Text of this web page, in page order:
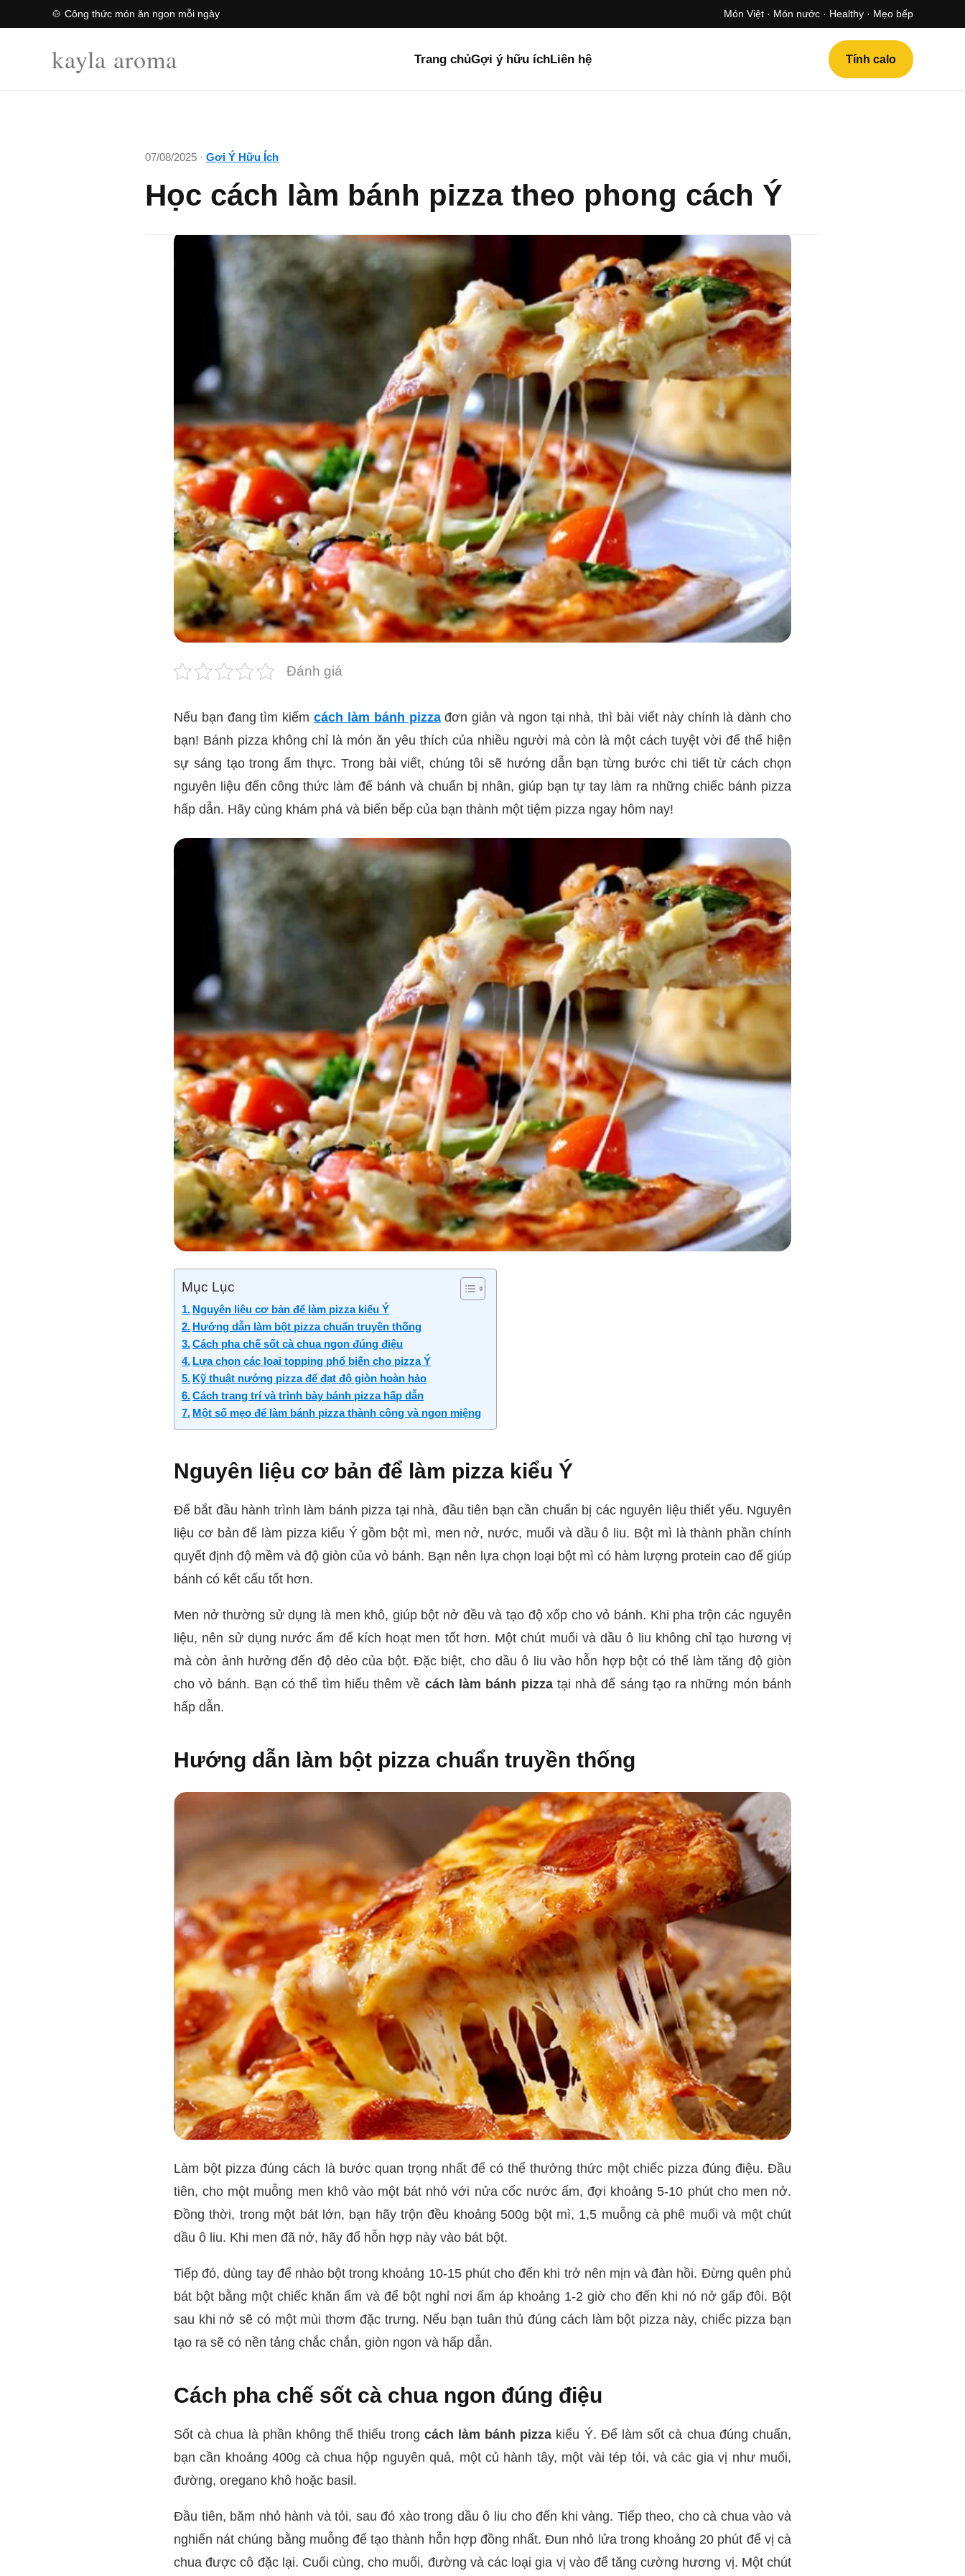
🍲 Công thức món ăn ngon mỗi ngày Món Việt · Món nước · Healthy · Mẹo bếp
kayla aroma Trang chủGợi ý hữu íchLiên hệ Tính calo
07/08/2025 · Gợi Ý Hữu Ích
Học cách làm bánh pizza theo phong cách Ý
Đánh giá
Nếu bạn đang tìm kiếmcách làm bánh pizzađơn giản và ngon tại nhà, thì bài viết này chính là dành cho
bạn! Bánh pizza không chỉ là món ăn yêu thích của nhiều người mà còn là một cách tuyệt vời để thể hiện
sự sáng tạo trong ẩm thực. Trong bài viết, chúng tôi sẽ hướng dẫn bạn từng bước chi tiết từ cách chọn
nguyên liệu đến công thức làm đế bánh và chuẩn bị nhân, giúp bạn tự tay làm ra những chiếc bánh pizza
hấp dẫn. Hãy cùng khám phá và biến bếp của bạn thành một tiệm pizza ngay hôm nay!
Mục Lục
Nguyên liệu cơ bản để làm pizza kiểu Ý
Hướng dẫn làm bột pizza chuẩn truyền thống
Cách pha chế sốt cà chua ngon đúng điệu
Lựa chọn các loại topping phổ biến cho pizza Ý
Kỹ thuật nướng pizza để đạt độ giòn hoàn hảo
Cách trang trí và trình bày bánh pizza hấp dẫn
Một số mẹo để làm bánh pizza thành công và ngon miệng
Nguyên liệu cơ bản để làm pizza kiểu Ý
Để bắt đầu hành trình làm bánh pizza tại nhà, đầu tiên bạn cần chuẩn bị các nguyên liệu thiết yếu. Nguyên
liệu cơ bản để làm pizza kiểu Ý gồm bột mì, men nở, nước, muối và dầu ô liu. Bột mì là thành phần chính
quyết định độ mềm và độ giòn của vỏ bánh. Bạn nên lựa chọn loại bột mì có hàm lượng protein cao để giúp
bánh có kết cấu tốt hơn.
Men nở thường sử dụng là men khô, giúp bột nở đều và tạo độ xốp cho vỏ bánh. Khi pha trộn các nguyên
liệu, nên sử dụng nước ấm để kích hoạt men tốt hơn. Một chút muối và dầu ô liu không chỉ tạo hương vị
mà còn ảnh hưởng đến độ dẻo của bột. Đặc biệt, cho dầu ô liu vào hỗn hợp bột có thể làm tăng độ giòn
cho vỏ bánh. Bạn có thể tìm hiểu thêm về cách làm bánh pizzatại nhà để sáng tạo ra những món bánh
hấp dẫn.
Hướng dẫn làm bột pizza chuẩn truyền thống
Làm bột pizza đúng cách là bước quan trọng nhất để có thể thưởng thức một chiếc pizza đúng điệu. Đầu
tiên, cho một muỗng men khô vào một bát nhỏ với nửa cốc nước ấm, đợi khoảng 5-10 phút cho men nở.
Đồng thời, trong một bát lớn, bạn hãy trộn đều khoảng 500g bột mì, 1,5 muỗng cà phê muối và một chút
dầu ô liu. Khi men đã nở, hãy đổ hỗn hợp này vào bát bột.
Tiếp đó, dùng tay để nhào bột trong khoảng 10-15 phút cho đến khi trở nên mịn và đàn hồi. Đừng quên phủ
bát bột bằng một chiếc khăn ẩm và để bột nghỉ nơi ấm áp khoảng 1-2 giờ cho đến khi nó nở gấp đôi. Bột
sau khi nở sẽ có một mùi thơm đặc trưng. Nếu bạn tuân thủ đúng cách làm bột pizza này, chiếc pizza bạn
tạo ra sẽ có nền tảng chắc chắn, giòn ngon và hấp dẫn.
Cách pha chế sốt cà chua ngon đúng điệu
Sốt cà chua là phần không thể thiếu trong cách làm bánh pizza kiểu Ý. Để làm sốt cà chua đúng chuẩn,
bạn cần khoảng 400g cà chua hộp nguyên quả, một củ hành tây, một vài tép tỏi, và các gia vị như muối,
đường, oregano khô hoặc basil.
Đầu tiên, băm nhỏ hành và tỏi, sau đó xào trong dầu ô liu cho đến khi vàng. Tiếp theo, cho cà chua vào và
nghiến nát chúng bằng muỗng để tạo thành hỗn hợp đồng nhất. Đun nhỏ lửa trong khoảng 20 phút để vị cà
chua được cô đặc lại. Cuối cùng, cho muối, đường và các loại gia vị vào để tăng cường hương vị. Một chút